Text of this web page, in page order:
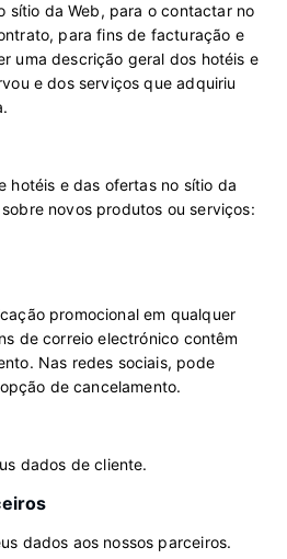
sítio da Web, para o contactar no
para fins de facturação e
uma descrição geral dos hotéis e
e dos serviços que adquiriu
hotéis e das ofertas no sítio da
novos produtos ou serviços:
promocional em qualquer
de correio electrónico contêm
Nas redes sociais, pode
de cancelamento.
dados de cliente.
dados aos nossos parceiros.